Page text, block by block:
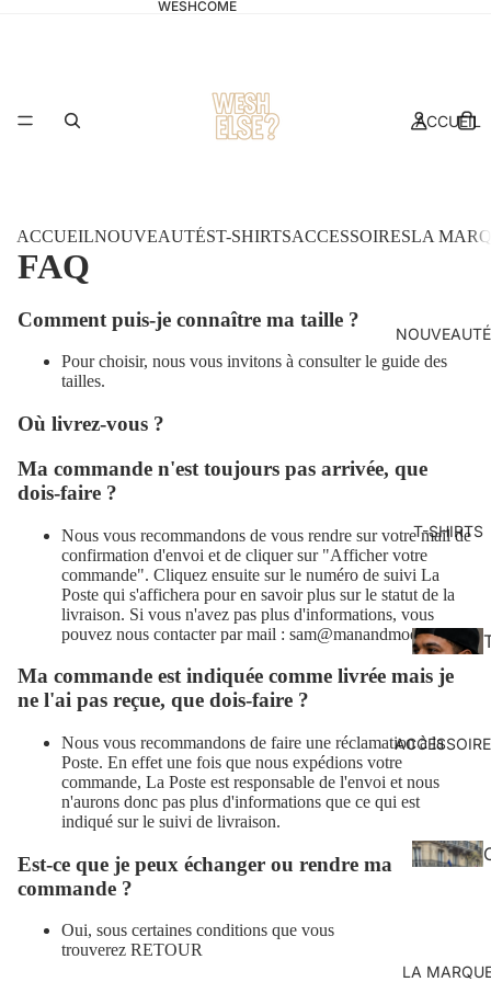
WESHCOME
ACCUEIL
T-SHIRTS
LA
ACCUEILNOUVEAUTÉST-SHIRTSACCESSOIRESLA
FAQ
Comment puis-je connaître ma taille ?
Pour choisir, nous vous invitons à consulter le guide des
tailles.
Où livrez-vous ?
Ma commande n'est toujours pas arrivée, que
dois-faire ?
Nous vous recommandons de vous rendre sur votre mail de
confirmation d'envoi et de cliquer sur "Afficher votre
commande". Cliquez ensuite sur le numéro de suivi La
Poste qui s'affichera pour en savoir plus sur le statut de la
livraison. Si vous n'avez pas plus d'informations, vous
pouvez nous contacter par mail : sam@manandmode.fr
Ma commande est indiquée comme livrée mais je
ne l'ai pas reçue, que dois-faire ?
Nous vous recommandons de faire une réclamation à la
Poste. En effet une fois que nous expédions votre
commande, La Poste est responsable de l'envoi et nous
n'aurons donc pas plus d'informations que ce qui est
indiqué sur le suivi de livraison.
Est-ce que je peux échanger ou rendre ma
commande ?
Oui, sous certaines conditions que vous
trouverez RETOUR